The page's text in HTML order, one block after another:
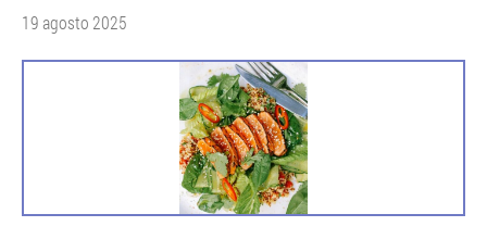
19 agosto 2025